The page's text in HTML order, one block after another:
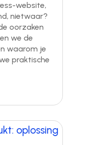
website,
nietwaar?
oorzaken
we de
waarom je
praktische